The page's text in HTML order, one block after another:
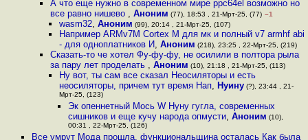
А что еще нужно в современном мире ppc64el возможно но
все равно нишево , Аноним (77), 18:53 , 21-Мрт-25, (77) –1
wasm32, Аноним (99), 20:14 , 21-Мрт-25, (107)
Например ARMv7M Cortex M для мк и полный v7 armhf abi
- для одноплатников И, Аноним (218), 23:25 , 22-Мрт-25, (219)
Сказать-то че хотел Фу-фу-фу, не осилили в полтора рыла
за пару лет проделать , Аноним (10), 21:18 , 21-Мрт-25, (113)
Ну вот, ты сам все сказал Неосиляторы и есть
неосиляторы, причем тут время Нап, Нуину(?), 23:44 , 21-
Мрт-25, (123)
Эк опеннетный Мось W Нуну гугла, современных
сишников и еще кучу народа опмусти,Аноним (10),
00:31 , 22-Мрт-25, (126)
Все умрут Мода прошла, функциональщина осталась Как была